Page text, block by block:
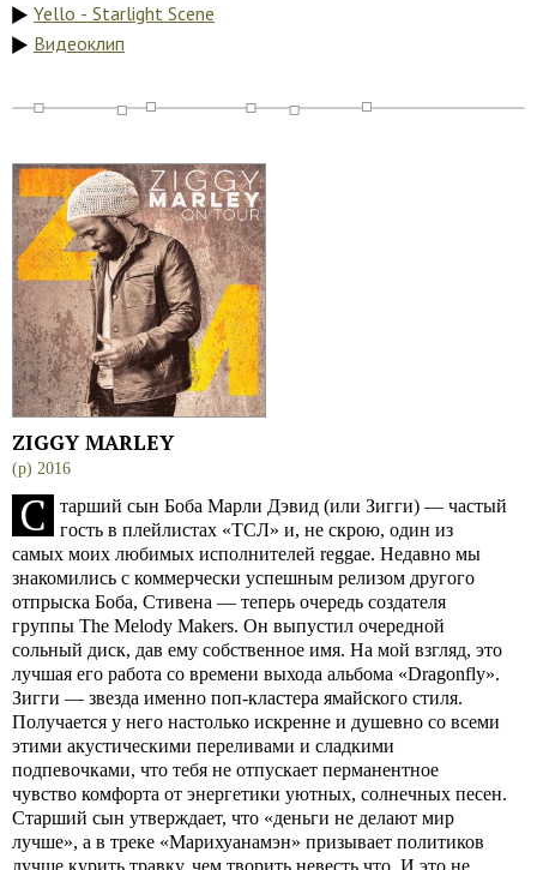
Yello - Starlight Scene
Видеоклип
ZIGGY MARLEY
(p) 2016
С
тарший сын Боба Марли Дэвид (или Зигги) — частый
гость в плейлистах «ТСЛ» и, не скрою, один из
самых моих любимых исполнителей reggae. Недавно мы
знакомились с коммерчески успешным релизом другого
отпрыска Боба, Стивена — теперь очередь создателя
группы The Melody Makers. Он выпустил очередной
сольный диск, дав ему собственное имя. На мой взгляд, это
лучшая его работа со времени выхода альбома «Dragonfly».
Зигги — звезда именно поп-кластера ямайского стиля.
Получается у него настолько искренне и душевно со всеми
этими акустическими переливами и сладкими
подпевочками, что тебя не отпускает перманентное
чувство комфорта от энергетики уютных, солнечных песен.
Старший сын утверждает, что «деньги не делают мир
лучше», а в треке «Марихуанамэн» призывает политиков
лучше курить травку, чем творить невесть что. И это не